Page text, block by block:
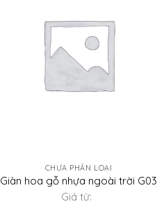
CHƯA PHÂN LOẠI
Giàn hoa gỗ nhựa ngoài trời G03
Giá từ: